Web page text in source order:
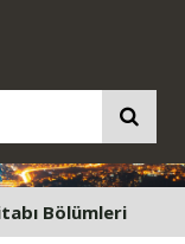
Bölümleri